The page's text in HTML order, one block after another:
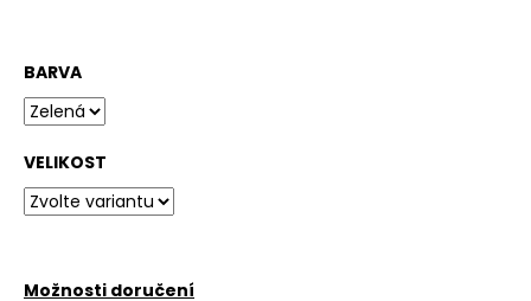
BARVA
VELIKOST
Možnosti doručení
290
Kč